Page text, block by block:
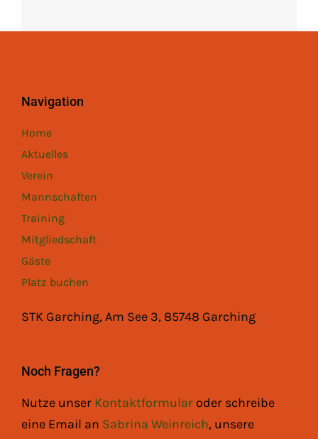
Navigation
Home
Aktuelles
Verein
Mannschaften
Training
Mitgliedschaft
Gäste
Platz buchen
STK Garching, Am See 3, 85748 Garching
Noch Fragen?
Nutze unser Kontaktformular oder schreibe
eine Email an Sabrina Weinreich, unsere